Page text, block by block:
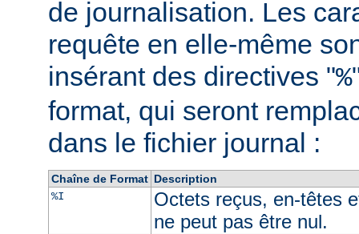
de journalisation. Les
requête en elle-même
insérant des directives "%
format, qui seront
dans le fichier journal :
Chaîne de Format Description
%I
Octets reçus, en-têtes
ne peut pas être nul.